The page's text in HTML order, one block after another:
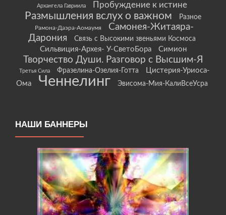
Архангела Гавриила
Пробуждение к истине
Размышления вслух о важном Разное
Рамона-Даэра-Аомаумя
Самонея-Житаяра-
Дарония
Связь с Высокими звеньями Космоса
Сильвиция-Архея- У-СветоБора Симион
Творчество Души. Разговор с Высшим-Я
Третья Сила Фразелина-Озелия-Готта
Цистерия-Уриоса-
Ома
Ченнелинг Эвисома-Мия-КалиВсеУсра
НАШИ БАННЕРЫ